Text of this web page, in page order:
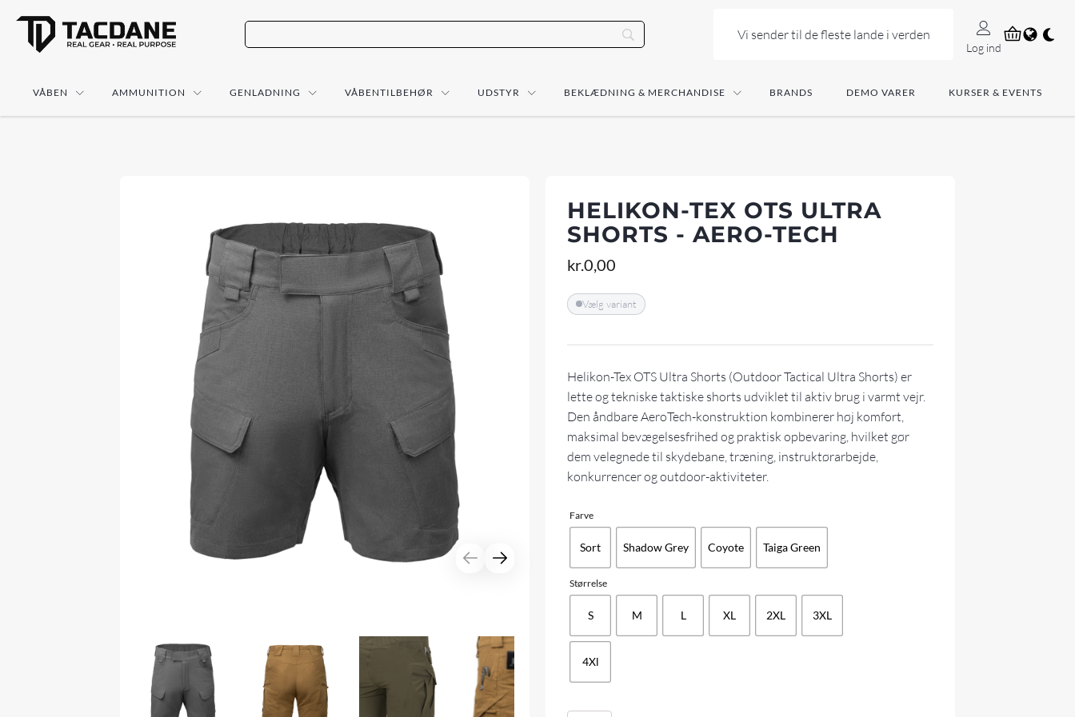
Vi sender til de fleste lande i verden
Log ind
VÅBEN AMMUNITION GENLADNING VÅBENTILBEHØR UDSTYR BEKLÆDNING & MERCHANDISE BRANDS DEMO VARER KURSER & EVENTS
HELIKON-TEX OTS ULTRA
SHORTS - AERO-TECH
kr.0,00
Vælg variant
Helikon-Tex OTS Ultra Shorts (Outdoor Tactical Ultra Shorts) er
lette og tekniske taktiske shorts udviklet til aktiv brug i varmt vejr.
Den åndbare AeroTech-konstruktion kombinerer høj komfort,
maksimal bevægelsesfrihed og praktisk opbevaring, hvilket gør
dem velegnede til skydebane, træning, instruktørarbejde,
konkurrencer og outdoor-aktiviteter.
Farve
Sort Shadow Grey Coyote Taiga Green
Størrelse
S M L XL 2XL 3XL
4Xl